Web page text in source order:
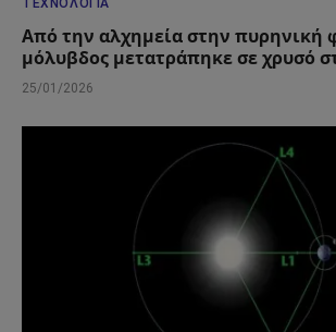
Από την αλχημεία στην πυρηνική
μόλυβδος μετατράπηκε σε χρυσό
25/01/2026